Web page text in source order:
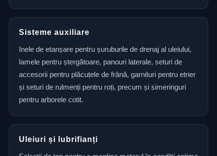
Sisteme auxiliare
Inele de etanșare pentru șuruburile de drenaj al uleiului,
lamele pentru ștergătoare, panouri laterale, seturi de
accesorii pentru plăcuțele de frână, garnituri pentru etrier
și seturi de rulmenți pentru roți, precum și simeringuri
pentru arborele cotit.
Uleiuri și lubrifianți